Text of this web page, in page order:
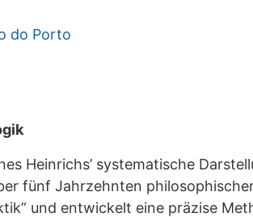
do Porto
Heinrichs’ systematische
fünf Jahrzehnten
und entwickelt eine präzise